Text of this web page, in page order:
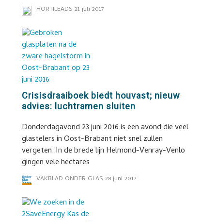
HORTILEADS 21 juli 2017
Crisisdraaiboek biedt houvast; nieuw
advies: luchtramen sluiten
Donderdagavond 23 juni 2016 is een avond die veel
glastelers in Oost-Brabant niet snel zullen
vergeten. In de brede lijn Helmond-Venray-Venlo
gingen vele hectares
VAKBLAD ONDER GLAS 28 juni 2017